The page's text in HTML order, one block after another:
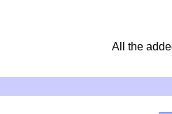
All the